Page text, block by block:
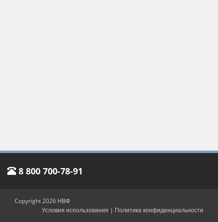
8 800 700-78-91
Copyright 2026 НВФ
Условия использования | Политика конфиденциальности